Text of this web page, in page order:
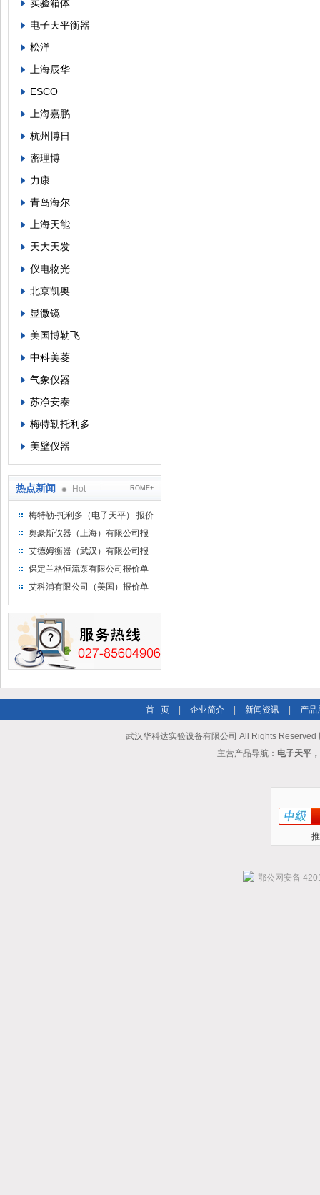
实验箱体
电子天平衡器
松洋
上海辰华
ESCO
上海嘉鹏
杭州博日
密理博
力康
青岛海尔
上海天能
天大天发
仪电物光
北京凯奥
显微镜
美国博勒飞
中科美菱
气象仪器
苏净安泰
梅特勒托利多
美壁仪器
热点新闻 Hot ROME+
梅特勒-托利多（电子天平） 报价
单
奥豪斯仪器（上海）有限公司报
价单
艾德姆衡器（武汉）有限公司报
价单
保定兰格恒流泵有限公司报价单
艾科浦有限公司（美国）报价单
首 页 企业简介 新闻资讯 产品
武汉华科达实验设备有限公司 All Rights Reserved
主营产品导航： 电子天平
鄂公网安备